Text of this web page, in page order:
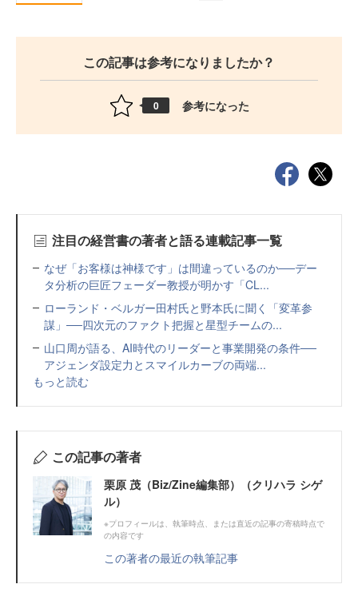
この記事は参考になりましたか？
0 参考になった
注目の経営書の著者と語る連載記事一覧
なぜ「お客様は神様です」は間違っているのか──デー
タ分析の巨匠フェーダー教授が明かす「CL...
ローランド・ベルガー田村氏と野本氏に聞く「変革参
謀」──四次元のファクト把握と星型チームの...
山口周が語る、AI時代のリーダーと事業開発の条件──
アジェンダ設定力とスマイルカーブの両端...
もっと読む
この記事の著者
栗原 茂（Biz/Zine編集部）（クリハラ シゲ
ル）
※プロフィールは、執筆時点、または直近の記事の寄稿時点で
の内容です
この著者の最近の執筆記事